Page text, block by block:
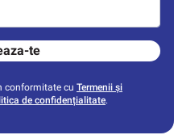
te
conformitate cu Termenii și
de confidențialitate.